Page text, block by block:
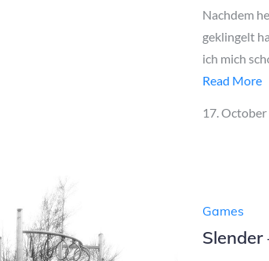
Nachdem
geklingelt
ich mich
Read More
Posted
17.
Games
Slender